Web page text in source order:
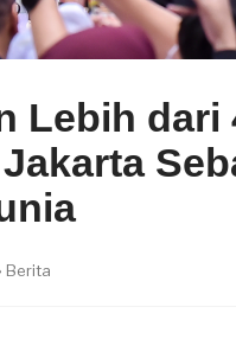
Lebih dari
Berita